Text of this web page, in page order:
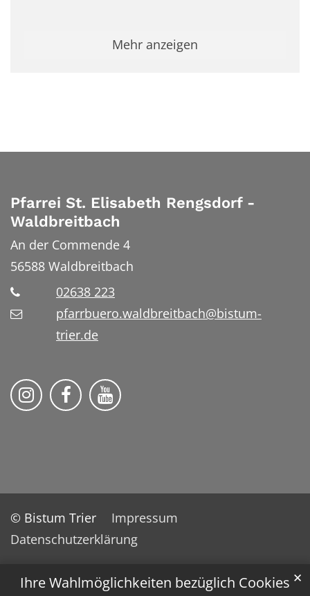
Ihre Wahlmöglichkeiten bezüglich Cookies ✕
Mehr anzeigen
Pfarrei St. Elisabeth Rengsdorf -
Waldbreitbach
An der Commende 4
56588 Waldbreitbach
02638 223
pfarrbuero.waldbreitbach@bistum-
trier.de
Folge uns auf Instragram
Folge uns auf Facebook
Folge uns auf YouTube
© Bistum Trier
Impressum
Datenschutzerklärung